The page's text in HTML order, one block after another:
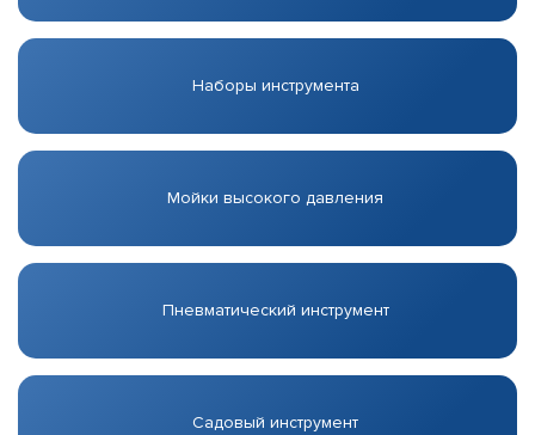
Наборы инструмента
Мойки высокого давления
Пневматический инструмент
Садовый инструмент